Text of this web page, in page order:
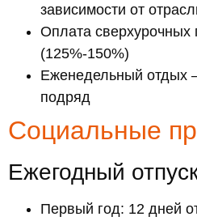
зависимости от
Оплата
(125%-150%)
Еженедельный отдых
подряд
Социальные
Ежегодный
Первый год: 12 дней